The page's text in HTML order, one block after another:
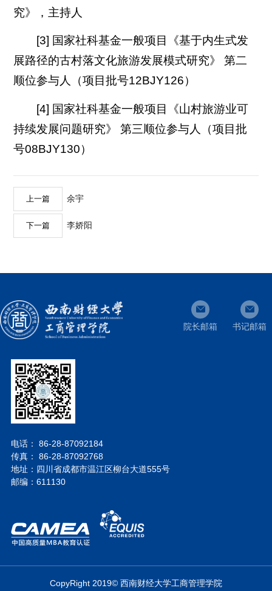
究》，主持人
[3] 国家社科基金一般项目《基于内生式发
展路径的古村落文化旅游发展模式研究》 第二
顺位参与人（项目批号12BJY126）
[4] 国家社科基金一般项目《山村旅游业可
持续发展问题研究》 第三顺位参与人（项目批
号08BJY130）
上一篇 余宇
下一篇 李娇阳
院长邮箱 书记邮箱
电话： 86-28-87092184
传真： 86-28-87092768
地址：四川省成都市温江区柳台大道555号
邮编：611130
CopyRight 2019© 西南财经大学工商管理学院